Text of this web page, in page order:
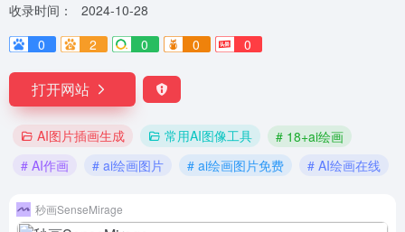
收录时间：
2024-10-28
0
2 0 0 0
打开网站
AI图片插画生成 常用AI图像工具
# 18+ai绘画
# AI作画
# ai绘画图片 # ai绘画图片免费 # AI绘画在线
秒画SenseMirage